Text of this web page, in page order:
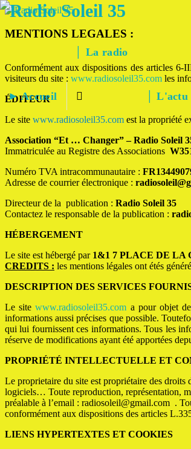
Aller
au
contenu
La Radio Des Marches de Bretagne !
► Accueil
│ La radio
│ L'actu
MENTIONS LEGALES :
Conformément aux dispositions des articles
visiteurs du site : www.radiosoleil35.com les
ÉDITEUR
Le site www.radiosoleil35.com est la propriété
Association “Et … Changer” – Radio Soleil
Immatriculée au Registre des Associations
Numéro TVA intracommunautaire :
Adresse de courrier électronique :
Directeur de la publication : Radio Soleil 35
Contactez le responsable de la publication :
HÉBERGEMENT
Le site est hébergé par 1&1 7 PLACE DE LA
CREDITS : les mentions légales ont étés
DESCRIPTION DES SERVICES
Le sitewww.radiosoleil35.com a pour objet
informations aussi précises que possible.
qui lui fournissent ces informations. Tous les
réserve de modifications ayant été apportées
PROPRIÉTÉ INTELLECTUELLE ET
Le proprietaire du site est propriétaire des droits
logiciels… Toute reproduction, représentation,
préalable à l’email : radiosoleil@gmail.com .
conformément aux dispositions des articles
LIENS HYPERTEXTES ET COOKIES